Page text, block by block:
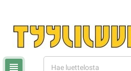
view_headline